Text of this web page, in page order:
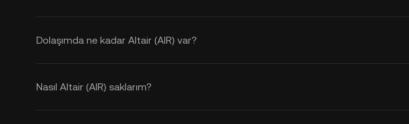
Dolaşımda ne kadar Altair (AIR) var?
Nasıl Altair (AIR) saklarım?